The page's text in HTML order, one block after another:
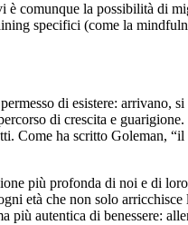
è comunque la possibilità di
specifici (come la
di esistere: arrivano,
di crescita e
Come ha scritto Goleman,
più profonda di noi e di
età che non solo
più autentica di benessere: